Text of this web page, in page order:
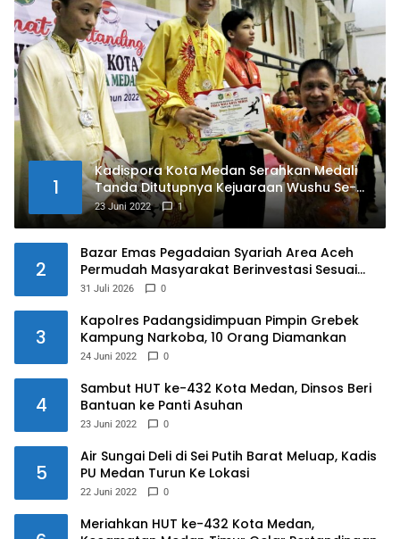
1
Kadispora Kota Medan Serahkan Medali
Tanda Ditutupnya Kejuaraan Wushu Se-
Kota Medan Memperebutkan Piala Wali
Kota Medan Tahun 2022
23 Juni 2022 1
2
Bazar Emas Pegadaian Syariah Area Aceh
Permudah Masyarakat Berinvestasi Sesuai
Prinsip Syariah
31 Juli 2026 0
3
Kapolres Padangsidimpuan Pimpin Grebek
Kampung Narkoba, 10 Orang Diamankan
24 Juni 2022 0
4
Sambut HUT ke-432 Kota Medan, Dinsos Beri
Bantuan ke Panti Asuhan
23 Juni 2022 0
5
Air Sungai Deli di Sei Putih Barat Meluap, Kadis
PU Medan Turun Ke Lokasi
22 Juni 2022 0
Meriahkan HUT ke-432 Kota Medan,